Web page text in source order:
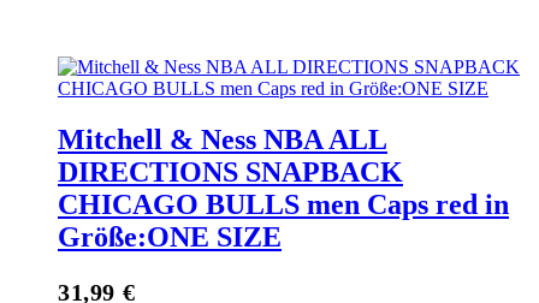
Mitchell & Ness NBA ALL
DIRECTIONS SNAPBACK
CHICAGO BULLS men Caps red in
Größe:ONE SIZE
31,99 €